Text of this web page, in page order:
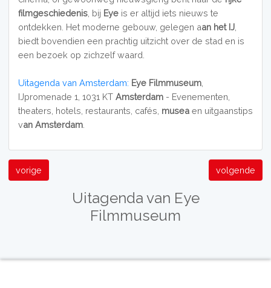
filmgeschiedenis, bij Eyeis er altijd iets nieuws te
ontdekken. Het moderne gebouw, gelegen aan het IJ,
biedt bovendien een prachtig uitzicht over de stad en is
een bezoek op zichzelf waard.
Uitagenda van Amsterdam: Eye Filmmuseum,
IJpromenade 1, 1031 KT Amsterdam- Evenementen,
theaters, hotels, restaurants, cafés, museaen uitgaanstips
van Amsterdam.
vorige volgende
Uitagenda van Eye
Filmmuseum